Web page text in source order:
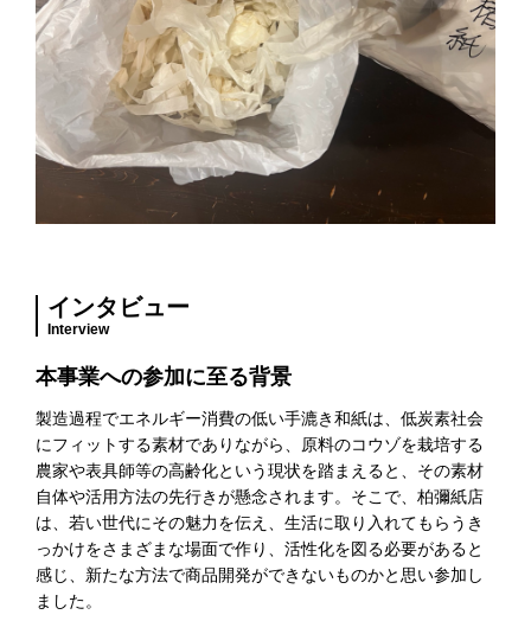
インタビュー
Interview
本事業への参加に至る背景
製造過程でエネルギー消費の低い手漉き和紙は、低炭素社会
にフィットする素材でありながら、原料のコウゾを栽培する
農家や表具師等の高齢化という現状を踏まえると、その素材
自体や活用方法の先行きが懸念されます。そこで、柏彌紙店
は、若い世代にその魅力を伝え、生活に取り入れてもらうき
っかけをさまざまな場面で作り、活性化を図る必要があると
感じ、新たな方法で商品開発ができないものかと思い参加し
ました。